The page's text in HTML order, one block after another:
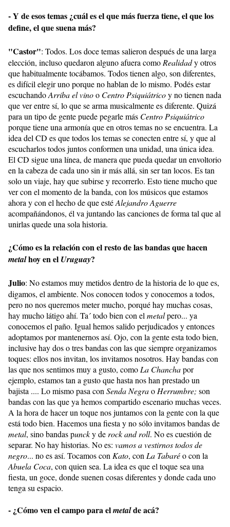
- Y de esos temas ¿cuál es el que más fuerza tiene, el que los
define, el que suena más?
"Castor": Todos. Los doce temas salieron después de una larga
elección, incluso quedaron alguno afuera comoRealidady otros
que habitualmente tocábamos. Todos tienen algo, son diferentes,
es difícil elegir uno porque no hablan de lo mismo. Podés estar
escuchandoArriba el vinoo Centro Psiquiátricoy no tienen nada
que ver entre sí, lo que se arma musicalmente es diferente. Quizá
para un tipo de gente puede pegarle más Centro Psiquiátrico
porque tiene una armonía que en otros temas no se encuentra. La
idea del CD es que todos los temas se conecten entre sí, y que al
escucharlos todos juntos conformen una unidad, una única idea.
El CD sigue una línea, de manera que pueda quedar un envoltorio
en la cabeza de cada uno sin ir más allá, sin ser tan locos. Es tan
solo un viaje, hay que subirse y recorrerlo. Esto tiene mucho que
ver con el momento de la banda, con los músicos que estamos
ahora y con el hecho de que estéAlejandro Aguerre
acompañándonos, él va juntando las canciones de forma tal que al
unirlas quede una sola historia.
¿Cómo es la relación con el resto de las bandas que hacen
metalhoy en el Uruguay?
Julio: No estamos muy metidos dentro de la historia de lo que es,
digamos, el ambiente. Nos conocen todos y conocemos a todos,
pero no nos queremos meter mucho, porqué hay muchas cosas,
hay mucho látigo ahí. Ta´ todo bien con elmetalpero... ya
conocemos el paño. Igual hemos salido perjudicados y entonces
adoptamos por mantenernos así. Ojo, con la gente esta todo bien,
inclusive hay dos o tres bandas con las que siempre organizamos
toques: ellos nos invitan, los invitamos nosotros. Hay bandas con
las que nos sentimos muy a gusto, comoLa Chanchapor
ejemplo, estamos tan a gusto que hasta nos han prestado un
bajista .... Lo mismo pasa conSenda NegraoHerrumbre; son
bandas con las que ya hemos compartido escenario muchas veces.
A la hora de hacer un toque nos juntamos con la gente con la que
está todo bien. Hacemos una fiesta y no sólo invitamos bandas de
metal, sino bandas puncky derock and roll. No es cuestión de
separar. No hay historias. No es: vamos a vestirnos todos de
negro... no es así. Tocamos conKato, conLa Tabaréo con la
Abuela Coca, con quien sea. La idea es que el toque sea una
fiesta, un goce, donde suenen cosas diferentes y donde cada uno
tenga su espacio.
- ¿Cómo ven el campo para elmetalde acá?